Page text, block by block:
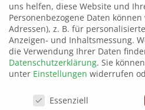
Utopisten*innen,
Her­zen liegt und die
stal­ten
Oder sind Sie ein
Wirt­schaft und
uns helfen, diese Website und
Personenbezogene Daten
Adressen), z. B. für
Anzeigen- und Inhaltsmessung.
die Verwendung Ihrer Daten
Datenschutzerklärung. Sie
unter Einstellungen widerrufen
Datenschutzeinstellungen
Essenziell